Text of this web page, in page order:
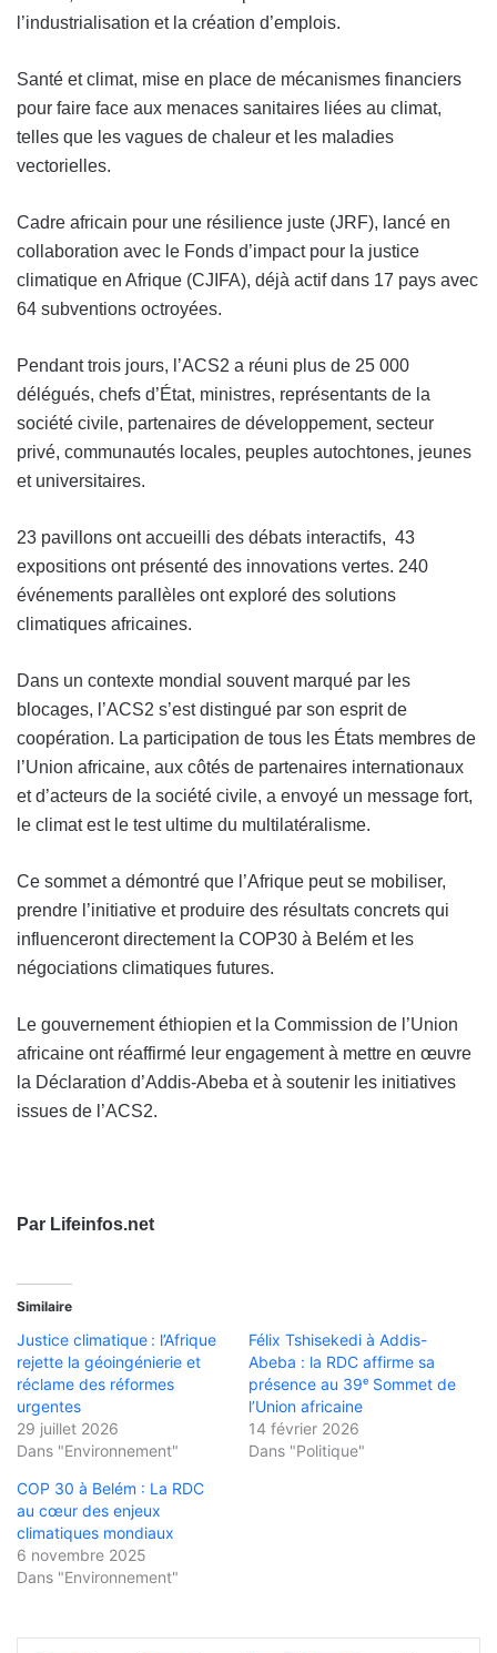
l’industrialisation et la création d’emplois.
Santé et climat, mise en place de mécanismes financiers
pour faire face aux menaces sanitaires liées au climat,
telles que les vagues de chaleur et les maladies
vectorielles.
Cadre africain pour une résilience juste (JRF), lancé en
collaboration avec le Fonds d’impact pour la justice
climatique en Afrique (CJIFA), déjà actif dans 17 pays avec
64 subventions octroyées.
Pendant trois jours, l’ACS2 a réuni plus de 25 000
délégués, chefs d’État, ministres, représentants de la
société civile, partenaires de développement, secteur
privé, communautés locales, peuples autochtones, jeunes
et universitaires.
23 pavillons ont accueilli des débats interactifs, 43
expositions ont présenté des innovations vertes. 240
événements parallèles ont exploré des solutions
climatiques africaines.
Dans un contexte mondial souvent marqué par les
blocages, l’ACS2 s’est distingué par son esprit de
coopération. La participation de tous les États membres de
l’Union africaine, aux côtés de partenaires internationaux
et d’acteurs de la société civile, a envoyé un message fort,
le climat est le test ultime du multilatéralisme.
Ce sommet a démontré que l’Afrique peut se mobiliser,
prendre l’initiative et produire des résultats concrets qui
influenceront directement la COP30 à Belém et les
négociations climatiques futures.
Le gouvernement éthiopien et la Commission de l’Union
africaine ont réaffirmé leur engagement à mettre en œuvre
la Déclaration d’Addis-Abeba et à soutenir les initiatives
issues de l’ACS2.
Par Lifeinfos.net
Similaire
Justice climatique : l’Afrique
rejette la géoingénierie et
réclame des réformes
urgentes
29 juillet 2026
Dans "Environnement"
Félix Tshisekedi à Addis-
Abeba : la RDC affirme sa
présence au 39ᵉ Sommet de
l’Union africaine
14 février 2026
Dans "Politique"
COP 30 à Belém : La RDC
au cœur des enjeux
climatiques mondiaux
6 novembre 2025
Dans "Environnement"